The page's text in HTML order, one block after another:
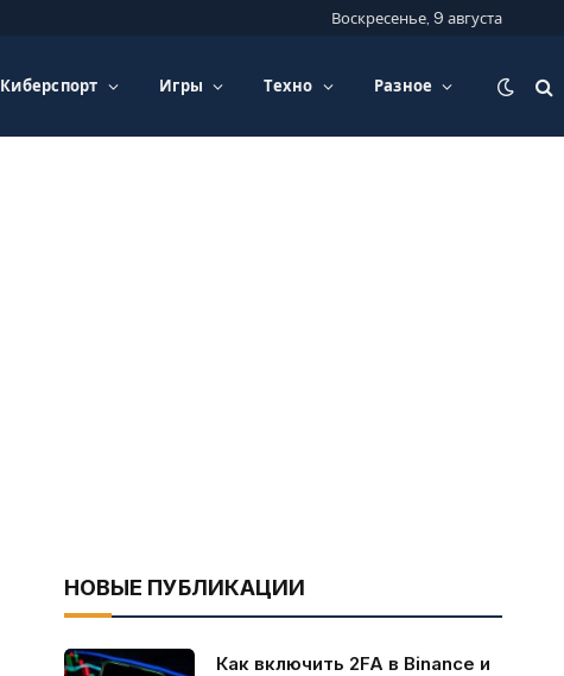
Воскресенье, 9 августа
Киберспорт Игры Техно Разное
НОВЫЕ ПУБЛИКАЦИИ
Как включить 2FA в Binance и